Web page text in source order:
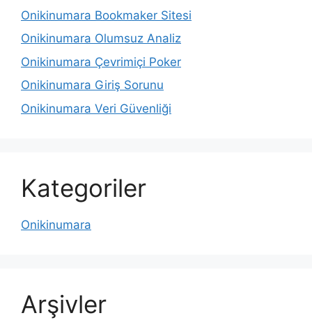
Onikinumara Bookmaker Sitesi
Onikinumara Olumsuz Analiz
Onikinumara Çevrimiçi Poker
Onikinumara Giriş Sorunu
Onikinumara Veri Güvenliği
Kategoriler
Onikinumara
Arşivler